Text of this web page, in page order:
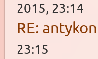
2015, 23:14
RE:
23:15